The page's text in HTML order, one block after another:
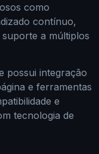
como
contínuo,
a múltiplos
possui integração
e ferramentas
e
tecnologia de